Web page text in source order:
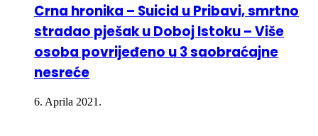
Crna hronika – Suicid u Pribavi, smrtno
stradao pješak u Doboj Istoku – Više
osoba povrijeđeno u 3 saobraćajne
nesreće
6. Aprila 2021.